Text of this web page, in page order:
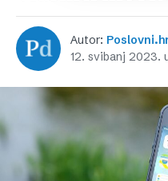
Autor:
12. svibanj 2023.